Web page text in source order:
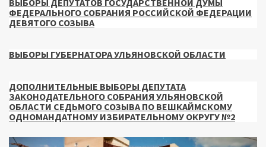
ФЕДЕРАЛЬНОГО СОБРАНИЯ РОССИЙСКОЙ ФЕДЕРАЦИИ
ДЕВЯТОГО СОЗЫВА
ВЫБОРЫ ГУБЕРНАТОРА УЛЬЯНОВСКОЙ ОБЛАСТИ
ДОПОЛНИТЕЛЬНЫЕ ВЫБОРЫ ДЕПУТАТА
ЗАКОНОДАТЕЛЬНОГО СОБРАНИЯ УЛЬЯНОВСКОЙ
ОБЛАСТИ СЕДЬМОГО СОЗЫВА ПО ВЕШКАЙМСКОМУ
ОДНОМАНДАТНОМУ ИЗБИРАТЕЛЬНОМУ ОКРУГУ №2